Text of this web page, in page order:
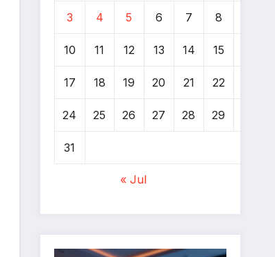
3 4 5 6 7 8
10 11 12 13 14 15
17 18 19 20 21 22
24 25 26 27 28 29
31
« Jul